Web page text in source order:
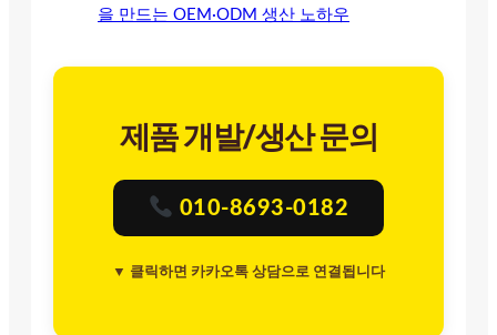
을 만드는 OEM·ODM 생산 노하우
제품 개발/생산 문의
010-8693-0182
▼ 클릭하면 카카오톡 상담으로 연결됩니다